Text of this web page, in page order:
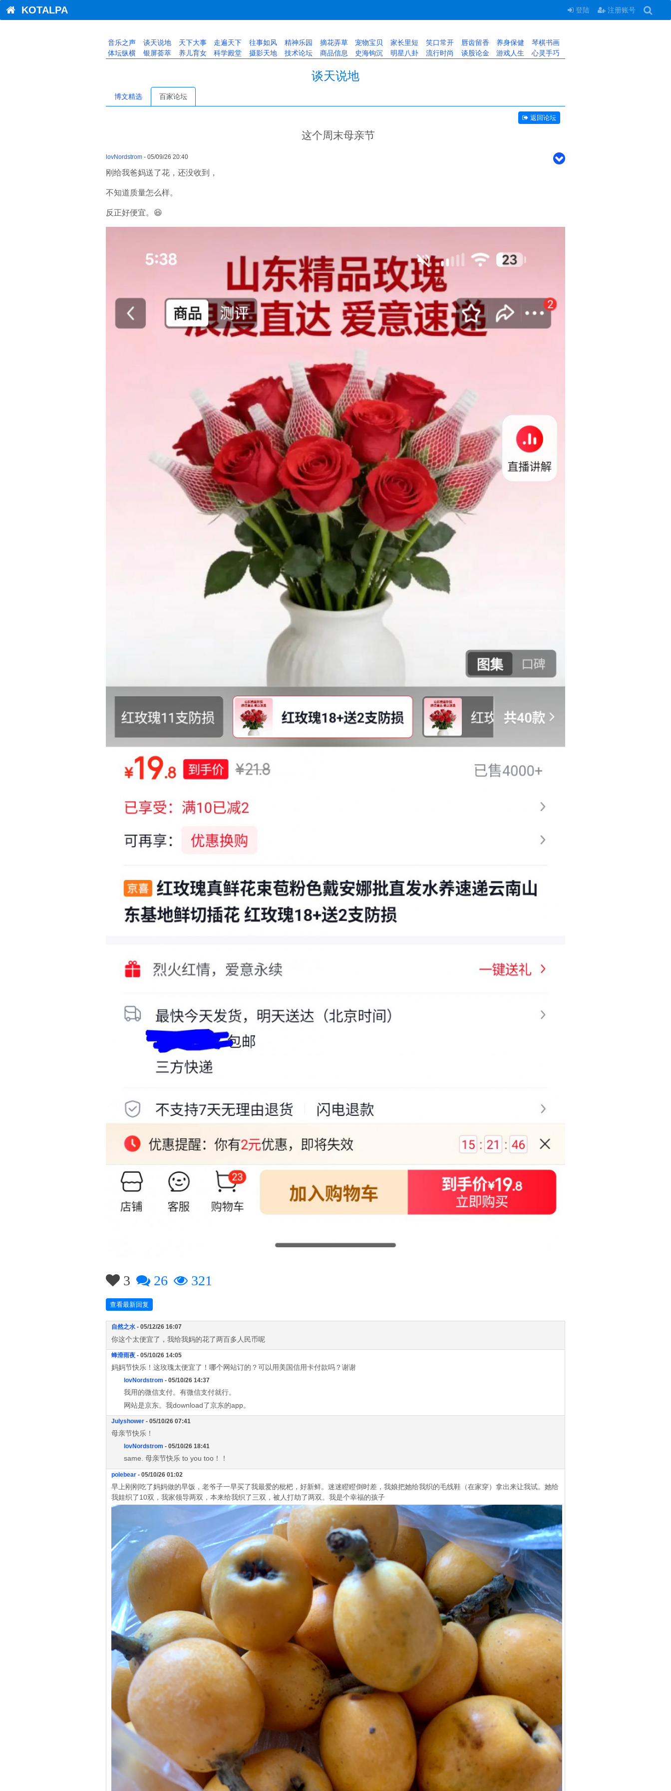
KOTALPA 登陆 注册账号
音乐之声 谈天说地 天下大事 走遍天下 往事如风 精神乐园 摘花弄草 宠物宝贝 家长里短 笑口常开 唇齿留香 养身保健
琴棋书画
体坛纵横
银屏荟萃 养儿育女 科学殿堂 摄影天地 技术论坛 商品信息 史海钩沉 明星八卦 流行时尚 谈股论金 游戏人生 心灵手巧
谈天说地
博文精选 百家论坛
返回论坛
这个周末母亲节
lovNordstrom - 05/09/26 20:40
刚给我爸妈送了花，还没收到，
不知道质量怎么样。
反正好便宜。😆
3 26 321
查看最新回复
自然之水 - 05/12/26 16:07
你这个太便宜了，我给我妈的花了两百多人民币呢
蜂滑雨夜 - 05/10/26 14:05
妈妈节快乐！这玫瑰太便宜了！哪个网站订的？可以用美国信用卡付款吗？谢谢
lovNordstrom - 05/10/26 14:37
我用的微信支付。有微信支付就行。
网站是京东。我download了京东的app。
Julyshower - 05/10/26 07:41
母亲节快乐！
lovNordstrom - 05/10/26 18:41
same. 母亲节快乐 to you too！！
polebear - 05/10/26 01:02
早上刚刚吃了妈妈做的早饭，老爷子一早买了我最爱的枇杷，好新鲜。迷迷瞪瞪倒时差，我娘把她给我织的毛线鞋（在家穿）拿出来让我试。她给
我娃织了10双，我家领导两双，本来给我织了三双，被人打劫了两双。我是个幸福的孩子